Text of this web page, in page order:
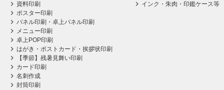
資料印刷
ポスター印刷
パネル印刷・卓上パネル印刷
メニュー印刷
卓上POP印刷
はがき・ポストカード・挨拶状印刷
【季節】残暑見舞い印刷
カード印刷
名刺作成
封筒印刷
インク・朱肉・印鑑ケース等